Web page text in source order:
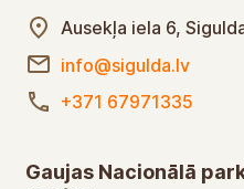
Ausekļa iela 6,
info@sigulda.lv
+371 67971335
Gaujas Nacionālā